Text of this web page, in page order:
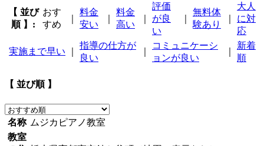
【 並び
順 】:
おす
すめ
料金
安い
料金
高い
評価
が良
い
無料体
験あり
大人
に対
応
実施まで早い
指導の仕方が
良い
コミュニケーシ
ョンが良い
新着
順
【 並び順 】
名称 ムジカピアノ教室
教室